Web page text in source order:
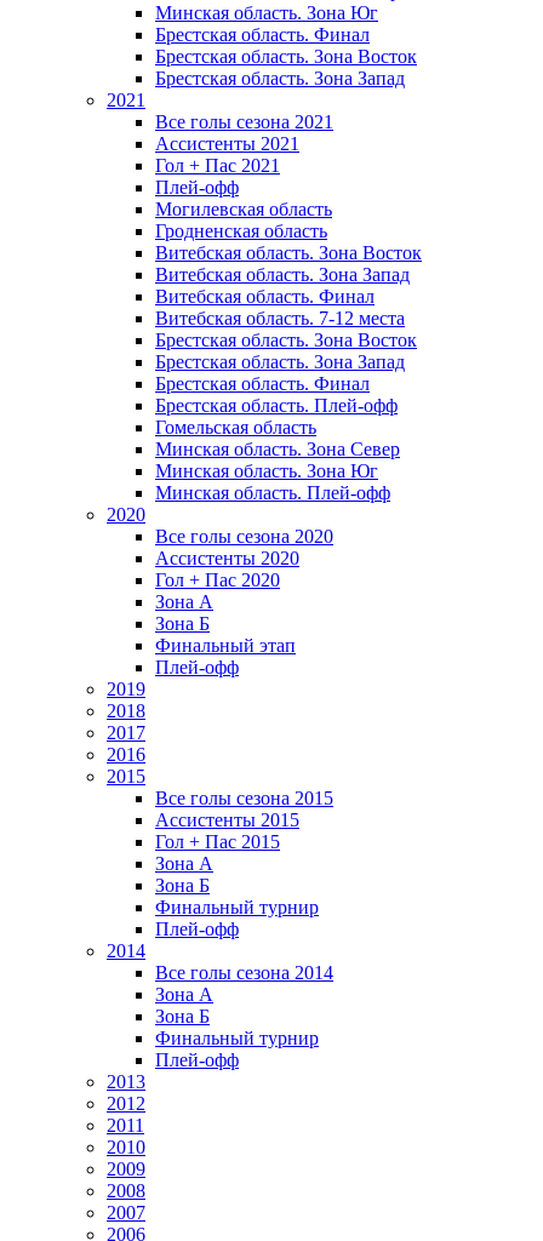
Минская область. Зона Юг
Брестская область. Финал
Брестская область. Зона Восток
Брестская область. Зона Запад
2021
Все голы сезона 2021
Ассистенты 2021
Гол + Пас 2021
Плей-офф
Могилевская область
Гродненская область
Витебская область. Зона Восток
Витебская область. Зона Запад
Витебская область. Финал
Витебская область. 7-12 места
Брестская область. Зона Восток
Брестская область. Зона Запад
Брестская область. Финал
Брестская область. Плей-офф
Гомельская область
Минская область. Зона Север
Минская область. Зона Юг
Минская область. Плей-офф
2020
Все голы сезона 2020
Ассистенты 2020
Гол + Пас 2020
Зона А
Зона Б
Финальный этап
Плей-офф
2019
2018
2017
2016
2015
Все голы сезона 2015
Ассистенты 2015
Гол + Пас 2015
Зона А
Зона Б
Финальный турнир
Плей-офф
2014
Все голы сезона 2014
Зона А
Зона Б
Финальный турнир
Плей-офф
2013
2012
2011
2010
2009
2008
2007
2006